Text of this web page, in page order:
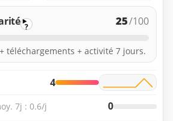
? 25/100
téléchargements + activité 7 jours.
4
7j : 0.6/j 0